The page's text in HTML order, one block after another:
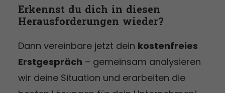
Erkennst du dich in diesen
Herausforderungen wieder?
Dann vereinbare jetzt dein kostenfreies
Erstgespräch – gemeinsam analysieren
wir deine Situation und erarbeiten die